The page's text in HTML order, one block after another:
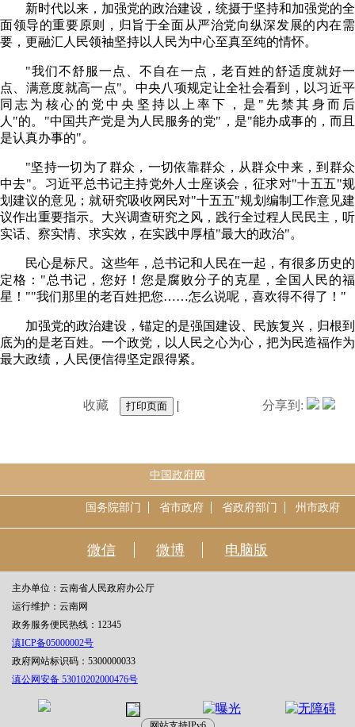
新时代以来，加强党的政治建设，统摄于坚持和加强党的全
面领导的重要原则，归旨于全面从严治党向纵深发展的内在需
要，更融汇人民领袖坚持以人民为中心至真至纯的情怀。
"我们不舒服一点、不自在一点，老百姓的舒适度就好一
点、满意度就高一点"。中央八项规定让全社会看到，以习近平
同志为核心的党中央坚持以上率下，是"先禁其身而后
人"的。"中国共产党是为人民服务的党"，是"能办成事的，而且
是认真办事的"。
"坚持一切为了群众，一切依靠群众，从群众中来，到群众
中去"。习近平总书记主持党外人士座谈会，征求对"十五五"规
划建议的意见；就研究吸收网民对"十五五"规划编制工作意见建
议作出重要指示。大兴调查研究之风，践行全过程人民民主，听
实话、察实情、求实效，在实践中厚植"最大的政治"。
民心是标尺。这些年，总书记和人民在一起，有很多历史的
定格："总书记，您好！您是腐败分子的克星，全国人民的福
星！""我们那里的老百姓把您……怎么说呢，喜欢得不得了！"
加强党的政治建设，锚定的是强国建设、民族复兴，归根到
底为的是老百姓。一个政党，以人民之心为心，把为民造福作为
最大政绩，人民便信得坚定跟得紧。
收藏 | 分享到:
中国政府网
国务院部门 省市政府 省政府部门 州市政府
微信 微博 电脑版
主办单位：云南省人民政府办公厅
运行维护：云南网
政务服务便民热线：12345
滇ICP备05000002号
政府网站标识码：5300000033
滇公网安备 53010202000476号